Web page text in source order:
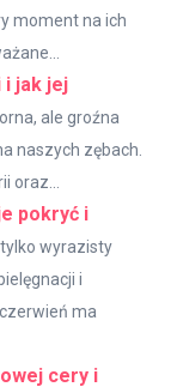
moment na ich
i jak jej
ale groźna
naszych zębach.
oraz...
pokryć i
wyrazisty
i
ma
cery i